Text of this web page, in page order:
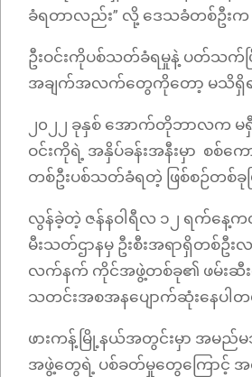
ခံရတာလည်း” လို့ ဒေသခံတစ်ဦး
ဦးဝင်းကိုပစ်သတ်ခံရမှုနဲ့ ပတ်သက်
အချက်အလက်တွေကိုတော့ မသိရှိရ
၂၀၂၂ ခုနှစ် အောက်တိုဘာလက မ
ဝင်းကိုရဲ့ အနှိပ်ခန်းအနီးမှာ စစ်က
တစ်ဦးပစ်သတ်ခံရတဲ့ ဖြစ်စဉ်တစ်ခုဖ
လွန်ခဲ့တဲ့ ဇန်နဝါရီလ ၁၂ ရက်နေ့က
မီးသတ်ဌာနမှ ဦးစီးအရာရှိတစ်ဦ
လက်နက် ကိုင်အဖွဲ့တစ်ခု၏ ဖမ်းဆီးခ
သတင်းအစအနပျောက်ဆုံးနေပါ
ဖားကန့်မြို့နယ်အတွင်းမှာ အမ
အဖွဲ့တွေရဲ့ ပစ်ခတ်မှုတွေကြောင့် အရပ်